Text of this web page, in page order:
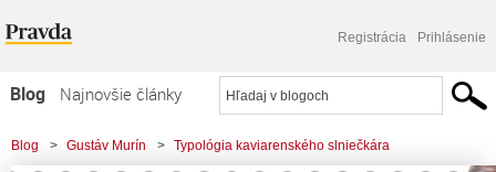
Registrácia Prihlásenie
Blog
Najnovšie články
Najčítanejšie články
Blog > Gustáv Murín > Typológia kaviarenského slniečkára